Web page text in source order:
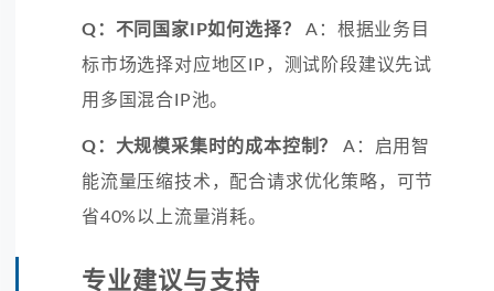
Q：不同国家IP如何选择？
A：根据业务目
标市场选择对应地区IP，测试阶段建议先试
用多国混合IP池。
Q：大规模采集时的成本控制？
A：启用智
能流量压缩技术，配合请求优化策略，可节
省40%以上流量消耗。
专业建议与支持